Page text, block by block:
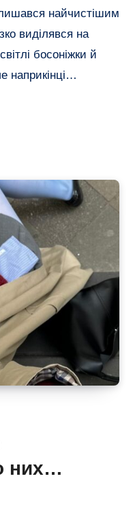
найчистішим
виділявся на
босоніжки й
наприкінці…
них
колготки